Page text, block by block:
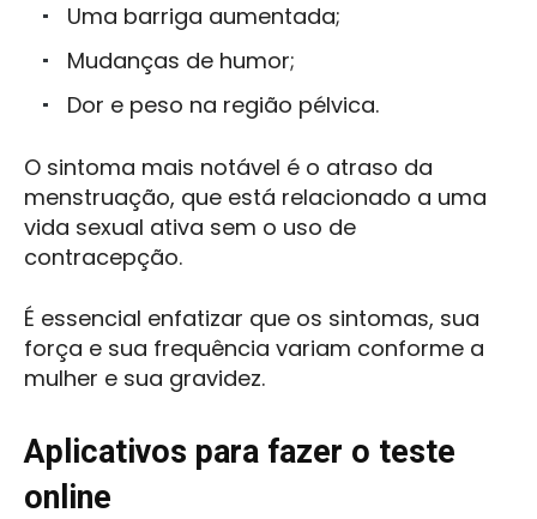
Uma barriga aumentada;
Mudanças de humor;
Dor e peso na região pélvica.
O sintoma mais notável é o atraso da
menstruação, que está relacionado a uma
vida sexual ativa sem o uso de
contracepção.
É essencial enfatizar que os sintomas, sua
força e sua frequência variam conforme a
mulher e sua gravidez.
Aplicativos para fazer o teste
online